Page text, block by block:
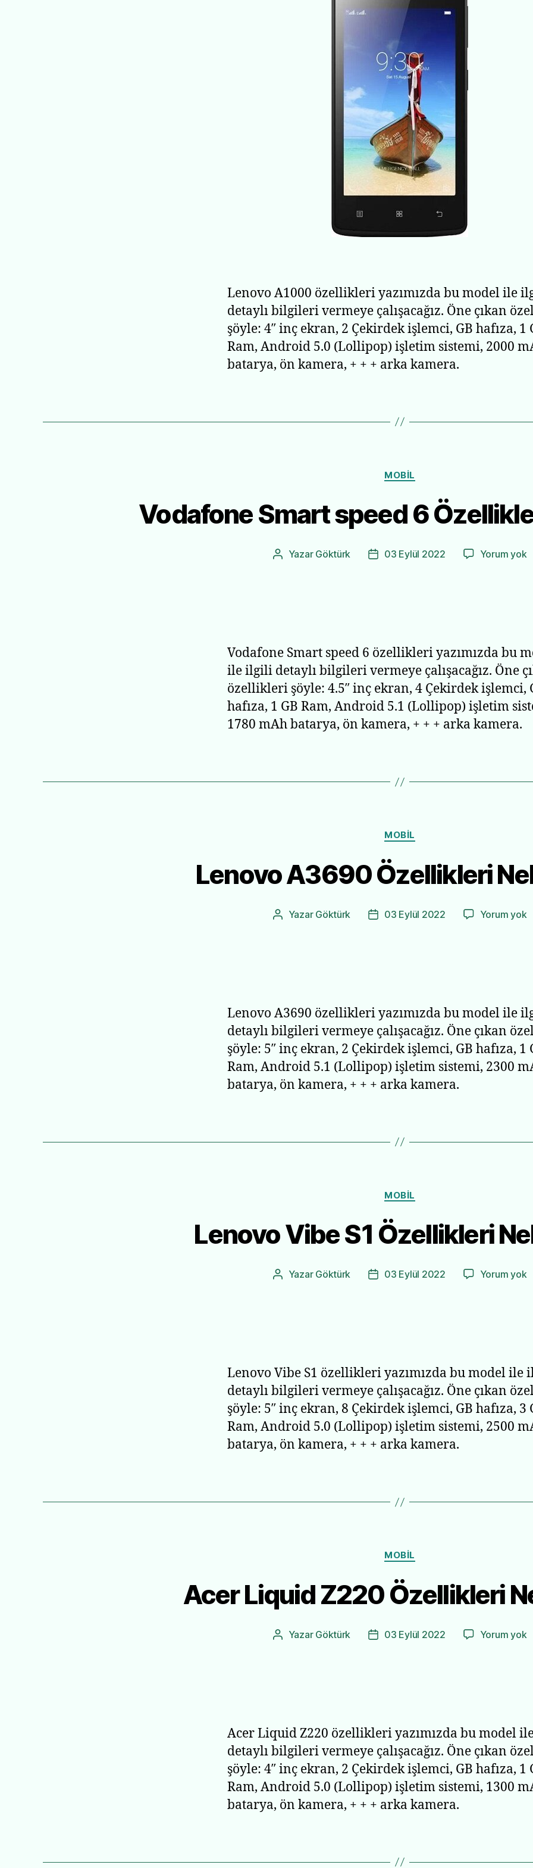
Lenovo A1000 özellikleri yazımızda bu model ile
detaylı bilgileri vermeye çalışacağız. Öne çıkan
şöyle: 4″ inç ekran, 2 Çekirdek işlemci, GB hafıza, 1
Ram, Android 5.0 (Lollipop) işletim sistemi, 2000
batarya, ön kamera, + + + arka kamera.
Kategoriler
MOBIL
Vodafone Smart speed 6
Yazının
Yazar Göktürk
Yazı03 Eylül 2022 Yorum yok
Vodafone Smart speed 6 özellikleri yazımızda bu
ile ilgili detaylı bilgileri vermeye çalışacağız. Öne
özellikleri şöyle: 4.5″ inç ekran, 4 Çekirdek işlemci,
hafıza, 1 GB Ram, Android 5.1 (Lollipop) işletim
1780 mAh batarya, ön kamera, + + + arka kamera.
Kategoriler
MOBIL
Lenovo A3690 Özellikleri
Yazının
Yazar Göktürk
Yazı03 Eylül 2022 Yorum yok
Lenovo A3690 özellikleri yazımızda bu model ile
detaylı bilgileri vermeye çalışacağız. Öne çıkan
şöyle: 5″ inç ekran, 2 Çekirdek işlemci, GB hafıza, 1
Ram, Android 5.1 (Lollipop) işletim sistemi, 2300
batarya, ön kamera, + + + arka kamera.
Kategoriler
MOBIL
Lenovo Vibe S1 Özellikleri
Yazının
Yazar Göktürk
Yazı03 Eylül 2022 Yorum yok
Lenovo Vibe S1 özellikleri yazımızda bu model ile
detaylı bilgileri vermeye çalışacağız. Öne çıkan
şöyle: 5″ inç ekran, 8 Çekirdek işlemci, GB hafıza, 3
Ram, Android 5.0 (Lollipop) işletim sistemi, 2500
batarya, ön kamera, + + + arka kamera.
Kategoriler
MOBIL
Acer Liquid Z220 Özellikleri
Yazının
Yazar Göktürk
Yazı03 Eylül 2022 Yorum yok
Acer Liquid Z220 özellikleri yazımızda bu model
detaylı bilgileri vermeye çalışacağız. Öne çıkan
şöyle: 4″ inç ekran, 2 Çekirdek işlemci, GB hafıza, 1
Ram, Android 5.0 (Lollipop) işletim sistemi, 1300
batarya, ön kamera, + + + arka kamera.